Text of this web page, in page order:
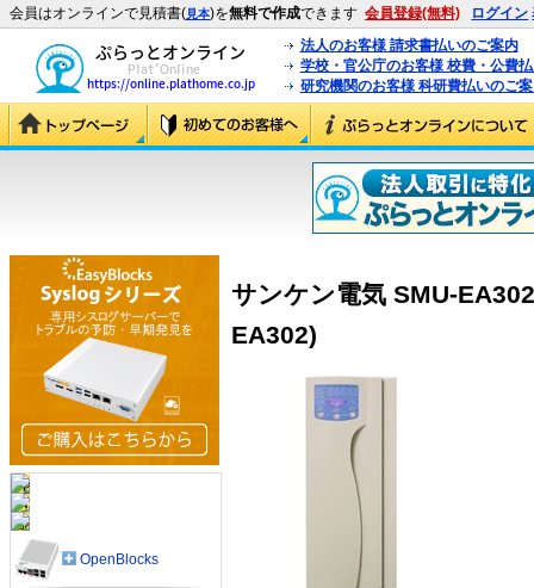
会員はオンラインで見積書(見本)を無料で作成できます 会員登録(無料) ログイン
法人のお客様 請求書払いのご案内
学校・官公庁のお客様 校費・公費
研究機関のお客様 科研費払いのご
サンケン電気 SMU-
EA302)
OpenBlocks